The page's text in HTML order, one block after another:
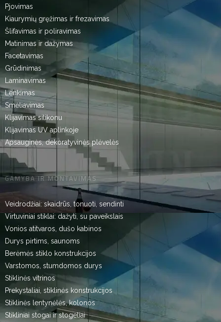
Pjovimas
Kiaurymių gręžimas ir frezavimas
Šlifavimas ir poliravimas
Matinimas ir dažymas
Facetavimas
Grūdinimas
Laminavimas
Lenkimas
Smėliavimas
Klijavimas silikonu
Klijavimas UV aplinkoje
Apsauginės, dekoratyvinės plėvelės
GAMYBA IR MONTAVIMAS
Veidrodžiai: skaidrūs, tonuoti, sendinti
Virtuviniai stiklai: dažyti, su paveikslais
Vonios atitvaros, dušo kabinos
Durys pirtims, saunoms
Berėmės stiklo konstrukcijos
Varstomos, stumdomos durys
Stiklinės vitrinos
Prekystaliai, stiklinės konstrukcijos
Stiklinės lentynėlės, kolonos
Stikliniai stogai ir stogeliai